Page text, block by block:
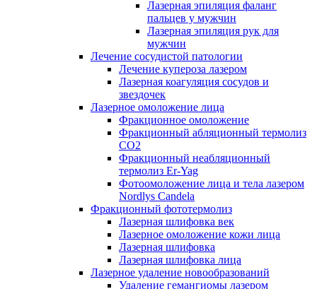
Лазерная эпиляция фаланг
пальцев у мужчин
Лазерная эпиляция рук для
мужчин
Лечение сосудистой патологии
Лечение купероза лазером
Лазерная коагуляция сосудов и
звездочек
Лазерное омоложение лица
Фракционное омоложение
Фракционный абляционный термолиз
CO2
Фракционный неабляционный
термолиз Er-Yag
Фотоомоложение лица и тела лазером
Nordlys Candela
Фракционный фототермолиз
Лазерная шлифовка век
Лазерное омоложение кожи лица
Лазерная шлифовка
Лазерная шлифовка лица
Лазерное удаление новообразований
Удаление гемангиомы лазером